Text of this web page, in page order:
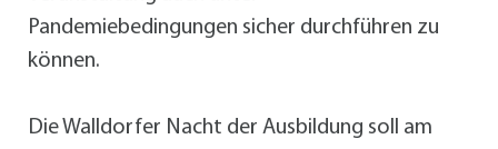
Pandemiebedingungen sicher durchführen zu
können.
Die Walldorfer Nacht der Ausbildung soll am